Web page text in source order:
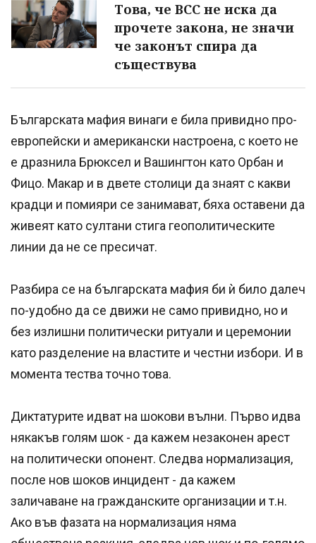
Това, че ВСС не иска да
прочете закона, не значи
че законът спира да
съществува
Българската мафия винаги е била привидно про-
европейски и американски настроена, с което не
е дразнила Брюксел и Вашингтон като Орбан и
Фицо. Макар и в двете столици да знаят с какви
крадци и помияри се занимават, бяха оставени да
живеят като султани стига геополитическите
линии да не се пресичат.
Разбира се на българската мафия би ѝ било далеч
по-удобно да се движи не само привидно, но и
без излишни политически ритуали и церемонии
като разделение на властите и честни избори. И в
момента тества точно това.
Диктатурите идват на шокови вълни. Първо идва
някакъв голям шок - да кажем незаконен арест
на политически опонент. Следва нормализация,
после нов шоков инцидент - да кажем
заличаване на гражданските организации и т.н.
Ако във фазата на нормализация няма